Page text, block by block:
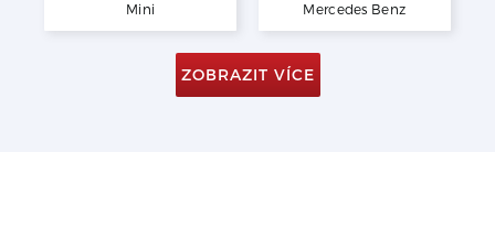
Mini Mercedes Benz
ZOBRAZIT VÍCE